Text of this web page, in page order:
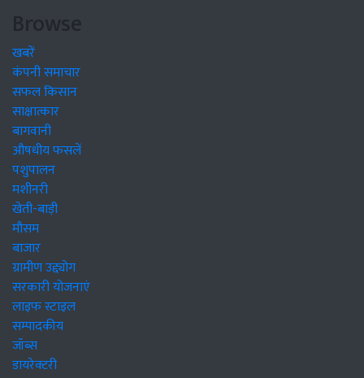
Browse
खबरें
कंपनी समाचार
सफल किसान
साक्षात्कार
बागवानी
औषधीय फसलें
पशुपालन
मशीनरी
खेती-बाड़ी
मौसम
बाजार
ग्रामीण उद्द्योग
सरकारी योजनाएं
लाइफ स्टाइल
सम्पादकीय
जॉब्स
डायरेक्टरी